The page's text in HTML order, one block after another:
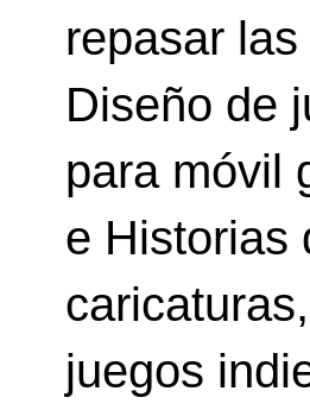
repasar
Diseño de
para móvil
e Historias
juegos